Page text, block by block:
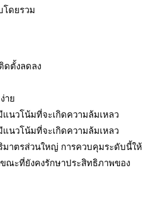
ดยรวม
ดตั้งลดลง
าย
นวโน้มที่จะเกิดความล้มเหลว
นวโน้มที่จะเกิดความล้มเหลว
มาตรส่วนใหญ่ การควบคุมระดับนี้ให้
ณะที่ยังคงรักษาประสิทธิภาพของ